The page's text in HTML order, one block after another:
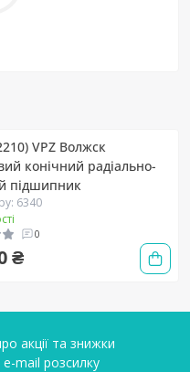
VPZ Волжск
конічний радіально-
підшипник
6340
0
₴
акції та знижки
mail розсилку